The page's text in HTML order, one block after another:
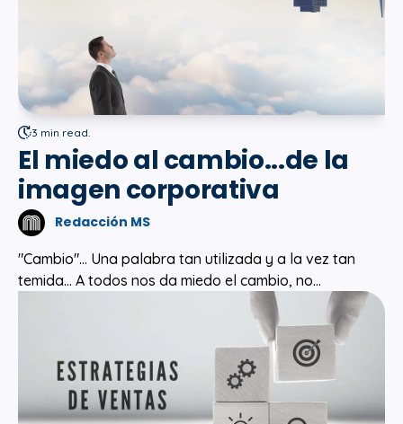
3 min read.
El miedo al cambio...de la
imagen corporativa
Redacción MS
"Cambio"... Una palabra tan utilizada y a la vez tan
temida... A todos nos da miedo el cambio, no...